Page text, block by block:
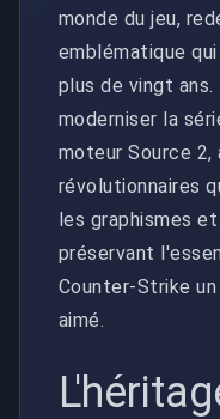
monde du jeu,
emblématique
plus de vingt
moderniser la
moteur Source
révolutionnaires
les graphismes
préservant
Counter-Strike
aimé.